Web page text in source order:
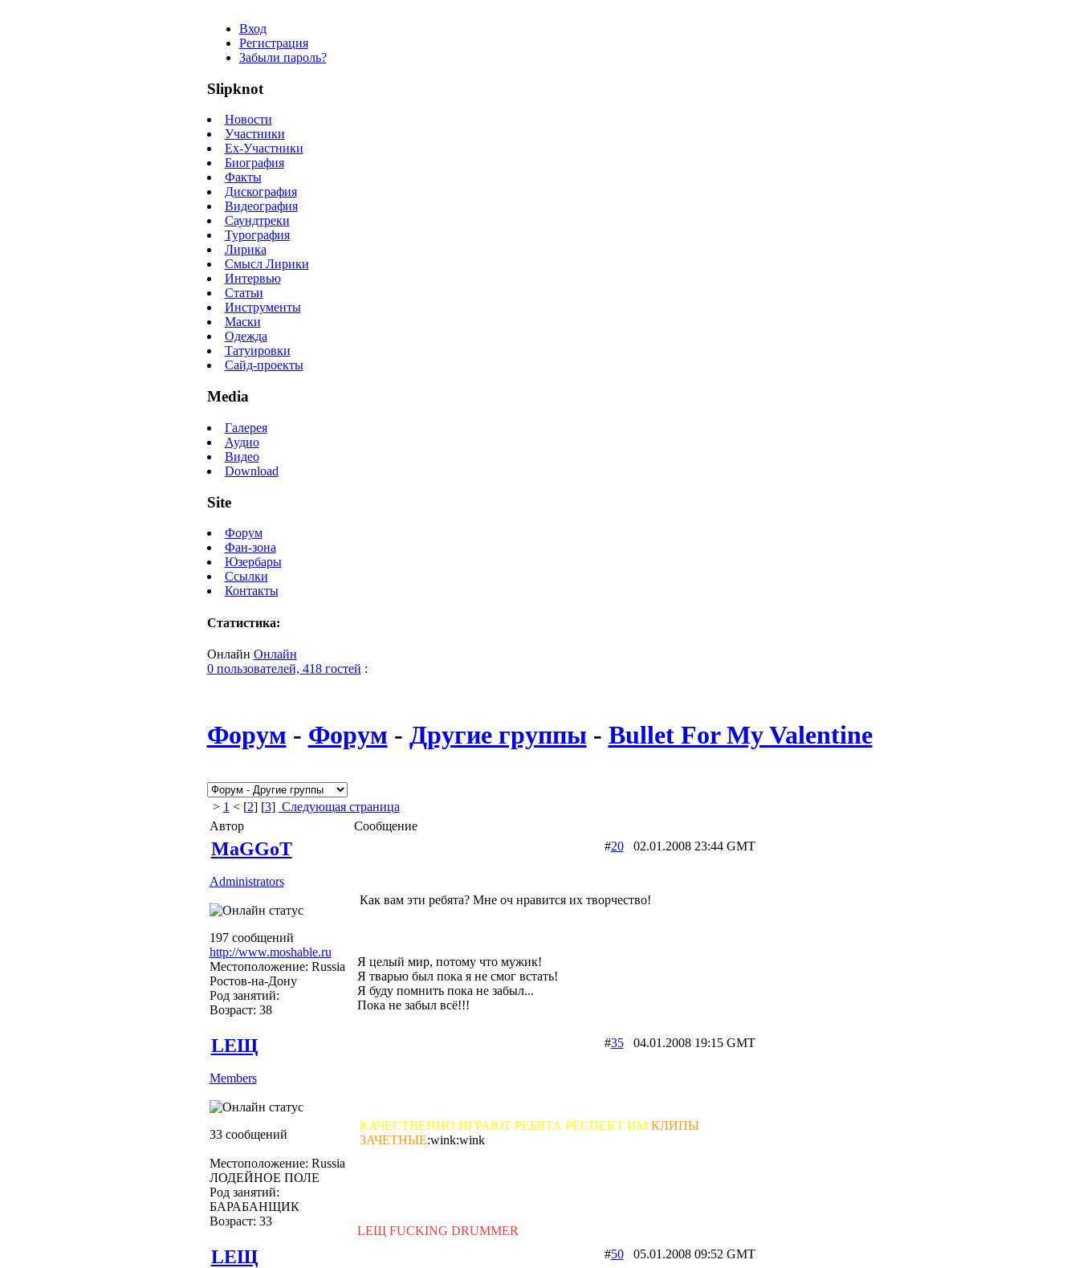
Вход
Регистрация
Забыли пароль?
Slipknot
Новости
Участники
Ex-Участники
Биография
Факты
Дискография
Видеография
Саундтреки
Турография
Лирика
Смысл Лирики
Интервью
Статьи
Инструменты
Маски
Одежда
Татуировки
Сайд-проекты
Media
Галерея
Аудио
Видео
Download
Site
Форум
Фан-зона
Юзербары
Ссылки
Контакты
Статистика:
Онлайн Онлайн
0 пользователей, 418 гостей :
Форум - Форум - Другие группы- Bullet For My Valentine
> 1 < [2] [3] Следующая страница
Автор
Сообщение
MaGGoT
Administrators
197 сообщений
http://www.moshable.ru
Местоположение: Russia
Ростов-на-Дону
Род занятий:
Возраст: 38
#2002.01.2008 23:44 GMT
Как вам эти ребята? Мне оч нравится их творчество!
Я целый мир, потому что мужик!
Я тварью был пока я не смог встать!
Я буду помнить пока не забыл...
Пока не забыл всё!!!
LEЩ
Members
33 сообщений
Местоположение: Russia
ЛОДЕЙНОЕ ПОЛЕ
Род занятий:
БАРАБАНЩИК
Возраст: 33
#3504.01.2008 19:15 GMT
КАЧЕСТВЕННО ИГРАЮТ РЕБЯТА РЕСПЕКТ ИМ КЛИПЫ
ЗАЧЕТНЫЕ:wink:wink
LEЩ FUCKING DRUMMER
LEЩ #5005.01.2008 09:52 GMT